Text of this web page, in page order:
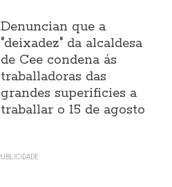
Denuncian que a
"deixadez" da alcaldesa
de Cee condena ás
traballadoras das
grandes superificies a
traballar o 15 de agosto